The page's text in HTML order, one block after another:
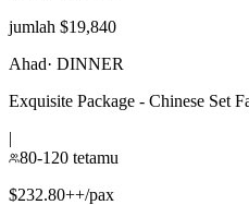
jumlah $19,840
Ahad· DINNER
Exquisite Package - Chinese Set
|
80-120 tetamu
$232.80++/pax